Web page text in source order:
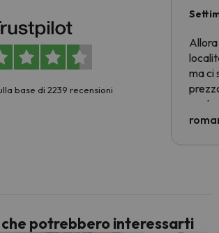
base di 2239 recensioni
Allora
ma ci
che potrebbero interessarti